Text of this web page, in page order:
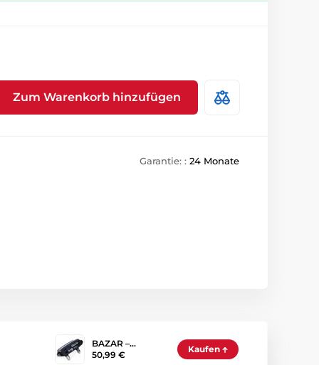
Zum Warenkorb hinzufügen
Garantie: : 24 Monate
BAZAR –…
50,99 €
Kaufen